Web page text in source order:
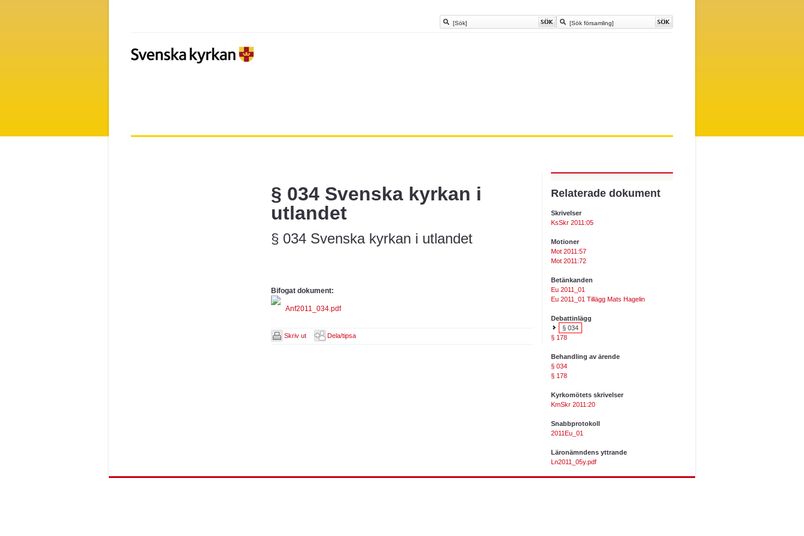
§ 034 Svenska kyrkan i
utlandet
§ 034 Svenska kyrkan i utlandet
Bifogat dokument:
Anf2011_034.pdf
Skriv ut Dela/tipsa
Relaterade dokument
Skrivelser
KsSkr 2011:05
Motioner
Mot 2011:57
Mot 2011:72
Betänkanden
Eu 2011_01
Eu 2011_01 Tillägg Mats Hagelin
Debattinlägg
§ 034
§ 178
Behandling av ärende
§ 034
§ 178
Kyrkomötets skrivelser
KmSkr 2011:20
Snabbprotokoll
2011Eu_01
Läronämndens yttrande
Ln2011_05y.pdf